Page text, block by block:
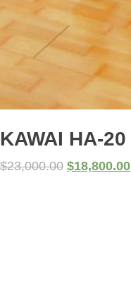
KAWAI HA-20
$23,000.00 $18,800.00